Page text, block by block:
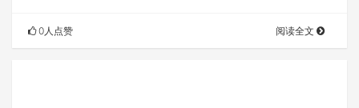
0人点赞 阅读全文